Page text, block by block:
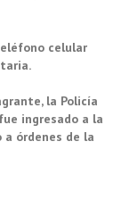
celular
la Policía
ingresado a la
órdenes de la